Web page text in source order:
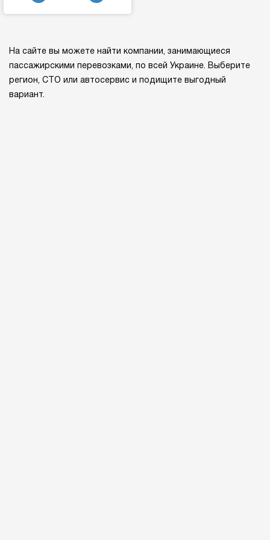
На сайте вы можете найти компании, занимающиеся
пассажирскими перевозками, по всей Украине. Выберите
регион, СТО или автосервис и подищите выгодный
вариант.